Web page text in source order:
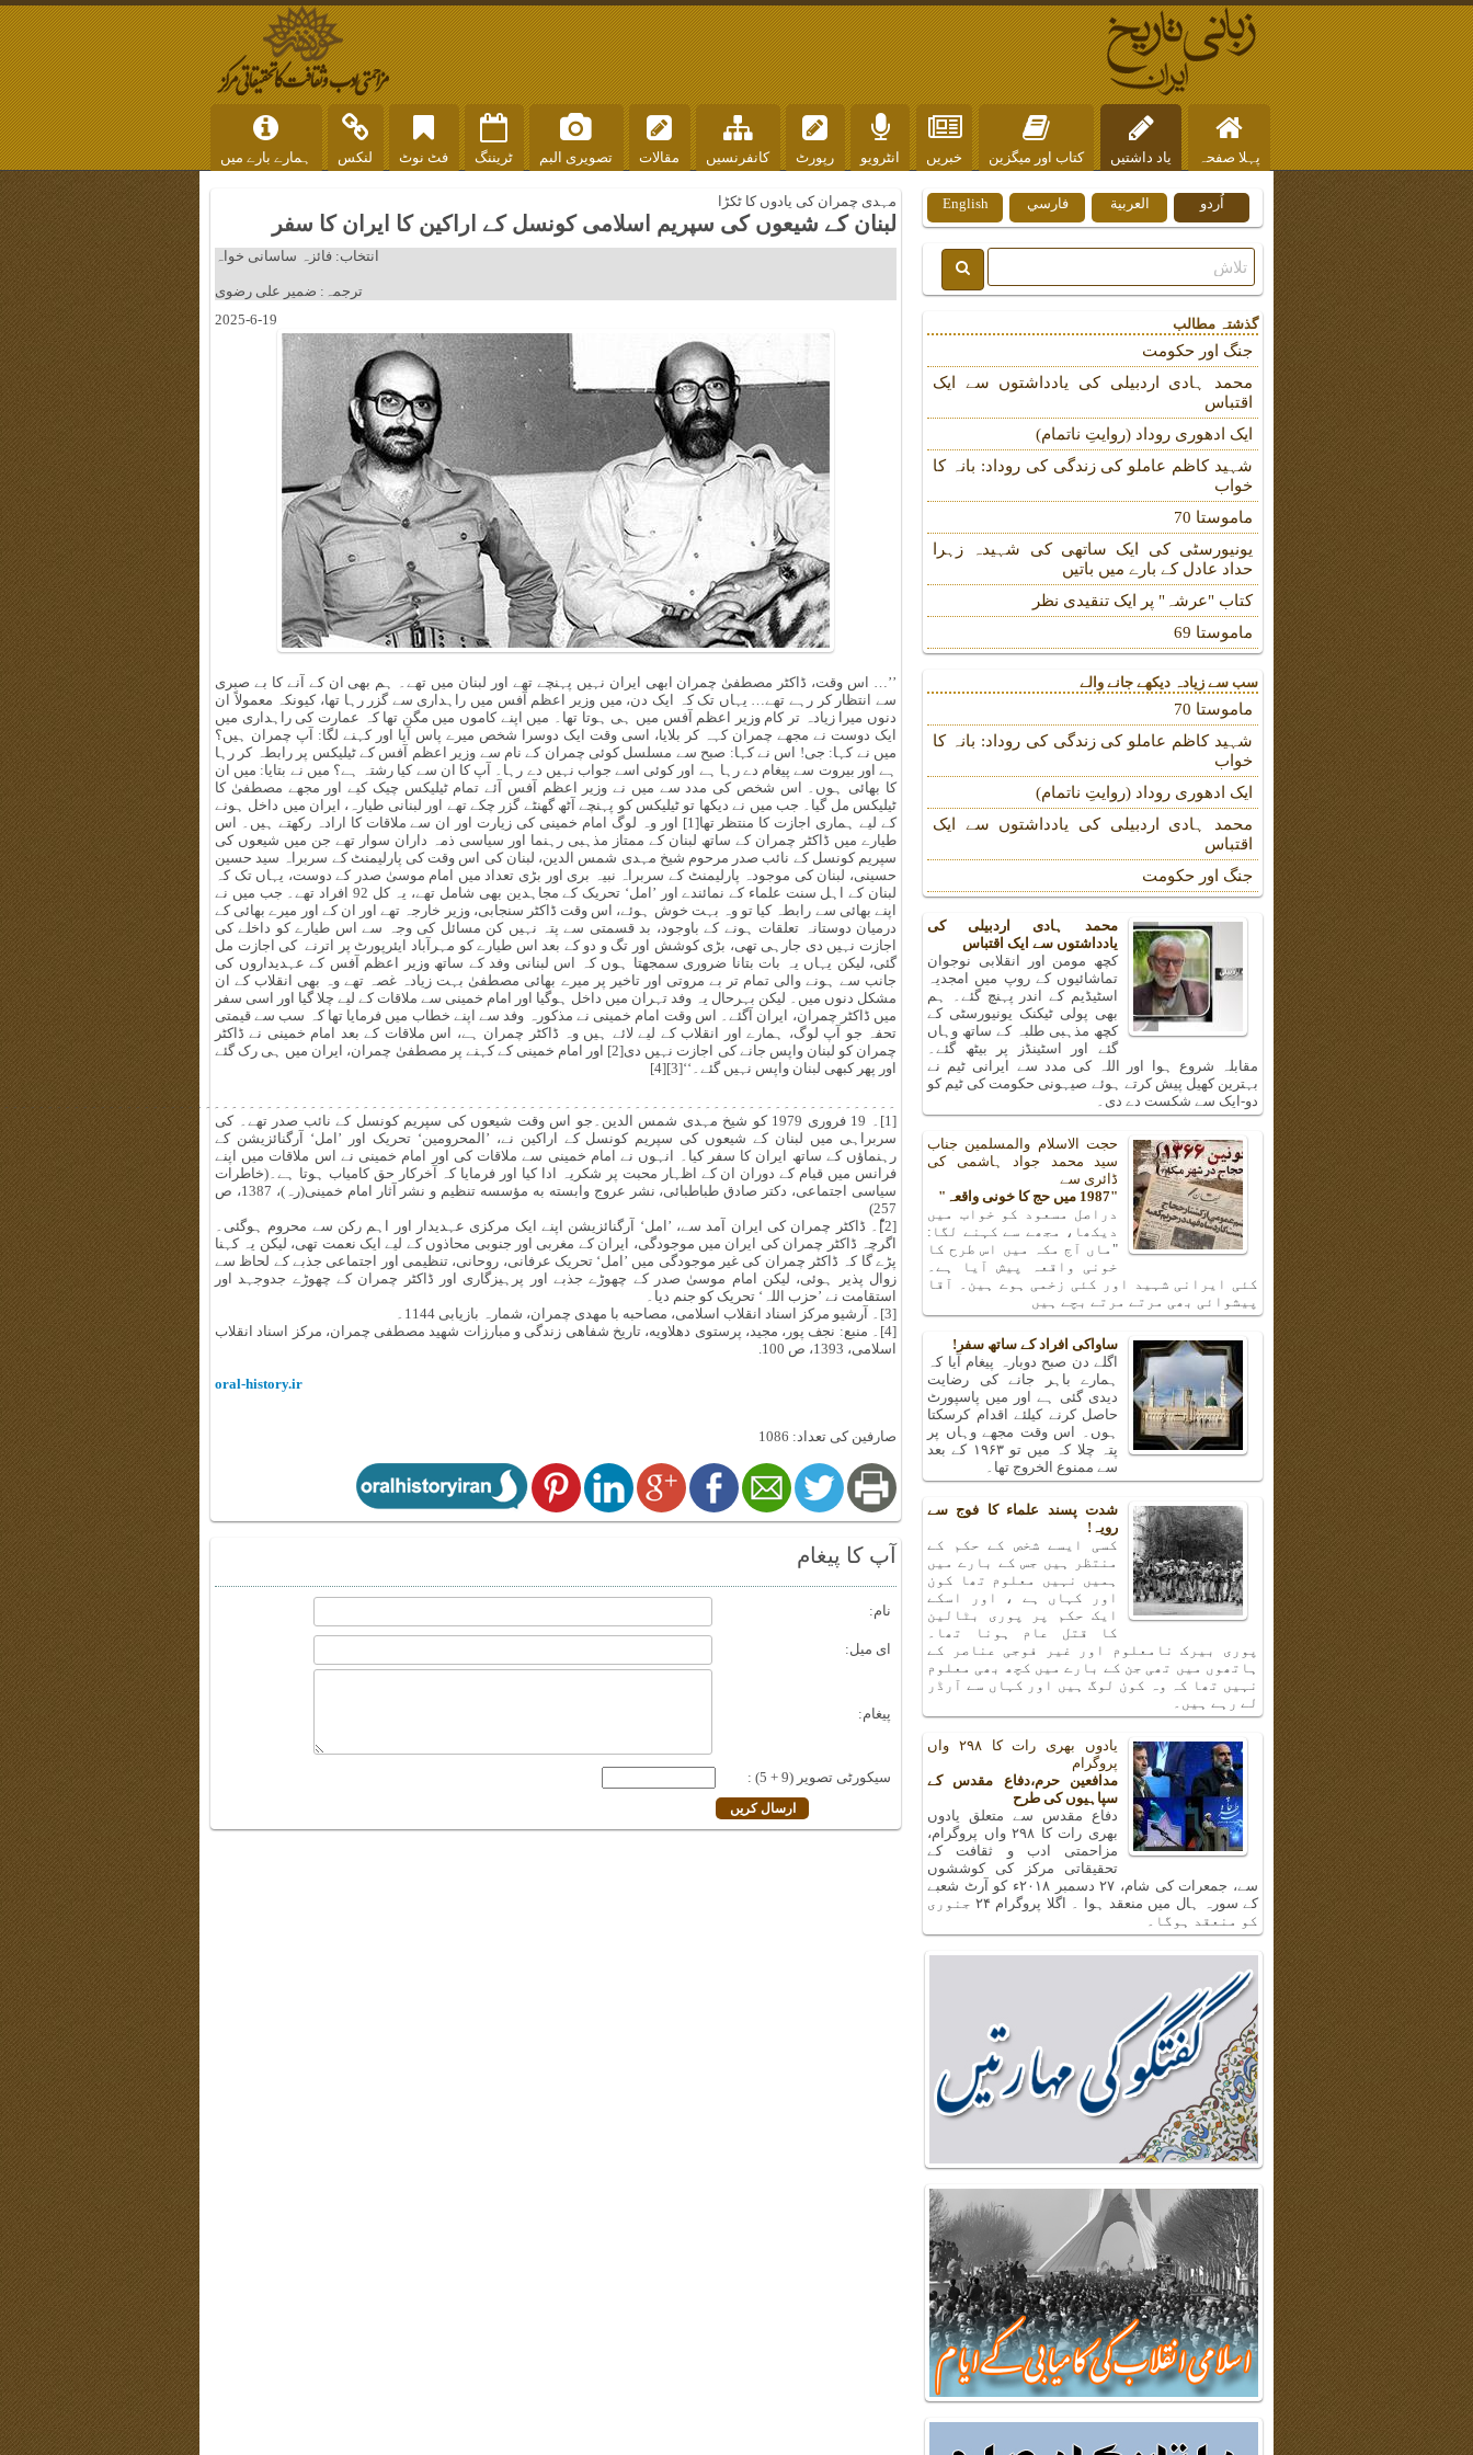
پہلا صفحہ یاد داشتیں کتاب اور میگزین خبریں انٹرویو رپورٹ کانفرنسیں مقالات تصویری البم ٹریننگ فٹ نوٹ لنکس ہمارے بارے میں
مہدی چمران کی یادوں کا ٹکڑا
لبنان کے شیعوں کی سپریم اسلامی کونسل کے اراکین کا ایران کا سفر
انتخاب: فائزہ ساسانی خواہ
ترجمہ: ضمیر علی رضوی
2025-6-19
’’… اس وقت، ڈاکٹر مصطفیٰ چمران ابھی ایران نہیں پہنچے تھے اور لبنان میں تھے۔ ہم بھی ان کے آنے کا بے صبری
سے انتظار کر رہے تھے… یہاں تک کہ ایک دن، میں وزیر اعظم آفس میں راہداری سے گزر رہا تھا، کیونکہ معمولاً ان
دنوں میرا زیادہ تر کام وزیر اعظم آفس میں ہی ہوتا تھا۔ میں اپنے کاموں میں مگن تھا کہ عمارت کی راہداری میں
ایک دوست نے مجھے چمران کہہ کر بلایا، اسی وقت ایک دوسرا شخص میرے پاس آیا اور کہنے لگا: آپ چمران ہیں؟
میں نے کہا: جی! اس نے کہا: صبح سے مسلسل کوئی چمران کے نام سے وزیر اعظم آفس کے ٹیلیکس پر رابطہ کر رہا
ہے اور بیروت سے پیغام دے رہا ہے اور کوئی اسے جواب نہیں دے رہا۔ آپ کا ان سے کیا رشتہ ہے؟ میں نے بتایا: میں ان
کا بھائی ہوں۔ اس شخص کی مدد سے میں نے وزیر اعظم آفس آئے تمام ٹیلیکس چیک کیے اور مجھے مصطفیٰ کا
ٹیلیکس مل گیا۔ جب میں نے دیکھا تو ٹیلیکس کو پہنچے آٹھ گھنٹے گزر چکے تھے اور لبنانی طیارہ، ایران میں داخل ہونے
کے لیے ہماری اجازت کا منتظر تھا[1] اور وہ لوگ امام خمینی کی زیارت اور ان سے ملاقات کا ارادہ رکھتے ہیں۔ اس
طیارے میں ڈاکٹر چمران کے ساتھ لبنان کے ممتاز مذہبی رہنما اور سیاسی ذمہ داران سوار تھے جن میں شیعوں کی
سپریم کونسل کے نائب صدر مرحوم شیخ مہدی شمس الدین، لبنان کی اس وقت کی پارلیمنٹ کے سربراہ سید حسین
حسینی، لبنان کی موجودہ پارلیمنٹ کے سربراہ نبیہ بری اور بڑی تعداد میں امام موسیٰ صدر کے دوست، یہاں تک کہ
لبنان کے اہل سنت علماء کے نمائندے اور ’امل‘ تحریک کے مجاہدین بھی شامل تھے، یہ کل 92 افراد تھے۔ جب میں نے
اپنے بھائی سے رابطہ کیا تو وہ بہت خوش ہوئے، اس وقت ڈاکٹر سنجابی، وزیر خارجہ تھے اور ان کے اور میرے بھائی کے
درمیان دوستانہ تعلقات ہونے کے باوجود، بد قسمتی سے پتہ نہیں کن مسائل کی وجہ سے اس طیارے کو داخلے کی
اجازت نہیں دی جارہی تھی، بڑی کوشش اور تگ و دو کے بعد اس طیارے کو مہرآباد ایئرپورٹ پر اترنے کی اجازت مل
گئی، لیکن یہاں یہ بات بتانا ضروری سمجھتا ہوں کہ اس لبنانی وفد کے ساتھ وزیر اعظم آفس کے عہدیداروں کی
جانب سے ہونے والی تمام تر بے مروتی اور تاخیر پر میرے بھائی مصطفیٰ بہت زیادہ غصہ تھے وہ بھی انقلاب کے ان
مشکل دنوں میں۔ لیکن بہرحال یہ وفد تہران میں داخل ہوگیا اور امام خمینی سے ملاقات کے لیے چلا گیا اور اسی سفر
میں ڈاکٹر چمران، ایران آگئے۔ اس وقت امام خمینی نے مذکورہ وفد سے اپنے خطاب میں فرمایا تھا کہ سب سے قیمتی
تحفہ جو آپ لوگ، ہمارے اور انقلاب کے لیے لائے ہیں وہ ڈاکٹر چمران ہے، اس ملاقات کے بعد امام خمینی نے ڈاکٹر
چمران کو لبنان واپس جانے کی اجازت نہیں دی[2] اور امام خمینی کے کہنے پر مصطفیٰ چمران، ایران میں ہی رک گئے
اور پھر کبھی لبنان واپس نہیں گئے۔‘‘[3][4]
[1]۔ 19 فروری 1979 کو شیخ مہدی شمس الدین۔جو اس وقت شیعوں کی سپریم کونسل کے نائب صدر تھے۔ کی
سربراہی میں لبنان کے شیعوں کی سپریم کونسل کے اراکین نے، ’المحرومین‘ تحریک اور ’امل‘ آرگنائزیشن کے
رہنماؤں کے ساتھ ایران کا سفر کیا۔ انہوں نے امام خمینی سے ملاقات کی اور امام خمینی نے اس ملاقات میں اپنے
فرانس میں قیام کے دوران ان کے اظہار محبت پر شکریہ ادا کیا اور فرمایا کہ آخرکار حق کامیاب ہوتا ہے۔(خاطرات
سیاسی اجتماعی، دکتر صادق طباطبائی، نشر عروج وابسته به مؤسسه تنظیم و نشر آثار امام خمینی(رہ)، 1387، ص
257)
[2]ْ۔ ڈاکٹر چمران کی ایران آمد سے، ’امل‘ آرگنائزیشن اپنے ایک مرکزی عہدیدار اور اہم رکن سے محروم ہوگئی۔
اگرچہ ڈاکٹر چمران کی ایران میں موجودگی، ایران کے مغربی اور جنوبی محاذوں کے لیے ایک نعمت تھی، لیکن یہ کہنا
پڑے گا کہ ڈاکٹر چمران کی غیر موجودگی میں ’امل‘ تحریک عرفانی، روحانی، تنظیمی اور اجتماعی جذبے کے لحاظ سے
زوال پذیر ہوئی، لیکن امام موسیٰ صدر کے چھوڑے جذبے اور پرہیزگاری اور ڈاکٹر چمران کے چھوڑے جدوجہد اور
استقامت نے ’حزب اللہ‘ تحریک کو جنم دیا۔
[3]۔ آرشیو مرکز اسناد انقلاب اسلامی، مصاحبه با مھدی چمران، شمارہ بازیابی 1144۔
[4]۔ منبع: نجف پور، مجید، پرستوی دھلاویه، تاریخ شفاھی زندگی و مبارزات شھید مصطفی چمران، مرکز اسناد انقلاب
اسلامی، 1393، ص 100.
oral-history.ir
صارفین کی تعداد: 1086
آپ کا پیغام
نام:
ای میل:
پیغام:
سیکورٹی تصویر (9 + 5) :
English فارسي العربية اُردو
گذشتہ مطالب
جنگ اور حکومت
محمد ہادی اردبیلی کی یادداشتوں سے ایک
اقتباس
ایک ادھوری روداد (روایتِ ناتمام)
شہید کاظم عاملو کی زندگی کی روداد: بانہ کا
خواب
ماموستا 70
یونیورسٹی کی ایک ساتھی کی شہیدہ زہرا
حداد عادل کے بارے میں باتیں
کتاب "عرشہ" پر ایک تنقیدی نظر
ماموستا 69
سب سے زیادہ دیکھے جانے والے
ماموستا 70
شہید کاظم عاملو کی زندگی کی روداد: بانہ کا
خواب
ایک ادھوری روداد (روایتِ ناتمام)
محمد ہادی اردبیلی کی یادداشتوں سے ایک
اقتباس
جنگ اور حکومت
محمد ہادی اردبیلی کی
یادداشتوں سے ایک اقتباس
کچھ مومن اور انقلابی نوجوان
تماشائیوں کے روپ میں امجدیہ
اسٹیڈیم کے اندر پہنچ گئے۔ ہم
بھی پولی ٹیکنک یونیورسٹی کے
کچھ مذہبی طلبہ کے ساتھ وہاں
گئے اور اسٹینڈز پر بیٹھ گئے۔
مقابلہ شروع ہوا اور اللہ کی مدد سے ایرانی ٹیم نے
بہترین کھیل پیش کرتے ہوئے صیہونی حکومت کی ٹیم کو
دو-ایک سے شکست دے دی۔
حجت الاسلام والمسلمین جناب
سید محمد جواد ہاشمی کی
ڈائری سے
"1987 میں حج کا خونی واقعہ"
دراصل مسعود کو خواب میں
دیکھا، مجھے سے کہنے لگا:
"ماں آج مکہ میں اس طرح کا
خونی واقعہ پیش آیا ہے۔
کئی ایرانی شہید اور کئی زخمی ہوے ہین۔ آقا
پیشوائی بھی مرتے مرتے بچے ہیں
ساواکی افراد کے ساتھ سفر!
اگلے دن صبح دوبارہ پیغام آیا کہ
ہمارے باہر جانے کی رضایت
دیدی گئی ہے اور میں پاسپورٹ
حاصل کرنے کیلئے اقدام کرسکتا
ہوں۔ اس وقت مجھے وہاں پر
پتہ چلا کہ میں تو ۱۹۶۳ کے بعد
سے ممنوع الخروج تھا۔
شدت پسند علماء کا فوج سے
رویہ!
کسی ایسے شخص کے حکم کے
منتظر ہیں جس کے بارے میں
ہمیں نہیں معلوم تھا کون
اور کہاں ہے ، اور اسکے
ایک حکم پر پوری بٹالین
کا قتل عام ہونا تھا۔
پوری بیرک نامعلوم اور غیر فوجی عناصر کے
ہاتھوں میں تھی جن کے بارے میں کچھ بھی معلوم
نہیں تھا کہ وہ کون لوگ ہیں اور کہاں سے آرڈر
لے رہے ہیں۔
یادوں بھری رات کا ۲۹۸ واں
پروگرام
مدافعین حرم،دفاع مقدس کے
سپاہیوں کی طرح
دفاع مقدس سے متعلق یادوں
بھری رات کا ۲۹۸ واں پروگرام،
مزاحمتی ادب و ثقافت کے
تحقیقاتی مرکز کی کوششوں
سے، جمعرات کی شام، ۲۷ دسمبر ۲۰۱۸ء کو آرٹ شعبے
کے سورہ ہال میں منعقد ہوا ۔ اگلا پروگرام ۲۴ جنوری
کو منعقد ہوگا۔